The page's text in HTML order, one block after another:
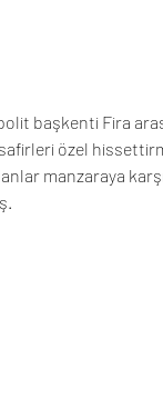
başkenti Fira
özel
manzaraya